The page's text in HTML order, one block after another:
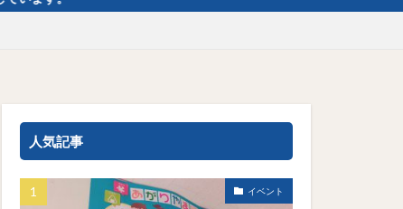
人気記事
イベント